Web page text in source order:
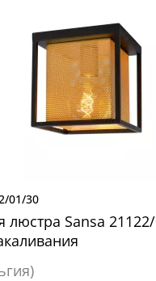
01/30
люстра Sansa